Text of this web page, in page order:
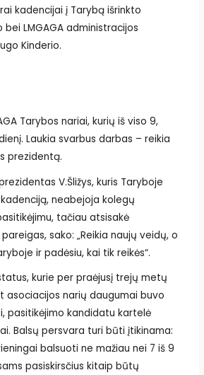
kadencijai į Tarybą išrinkto
LMGAGA administracijos
Kinderio.
Tarybos nariai, kurių iš viso 9,
Laukia svarbus darbas – reikia
prezidentą.
V.Šližys, kuris Taryboje
neabejoja kolegų
tačiau atsisakė
sako: „Reikia naujų veidų, o
ir padėsiu, kai tik reikės“.
kurie per praėjusį trejų metų
asociacijos narių daugumai buvo
pasitikėjimo kandidatu kartelė
Balsų persvara turi būti įtikinama:
balsuoti ne mažiau nei 7 iš 9
pasiskirsčius kitaip būtų